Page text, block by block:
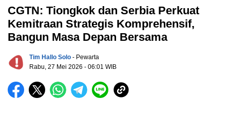
CGTN: Tiongkok dan Serbia Perkuat
Kemitraan Strategis Komprehensif,
Bangun Masa Depan Bersama
Tim Hallo Solo - Pewarta
Rabu, 27 Mei 2026 - 06:01 WIB